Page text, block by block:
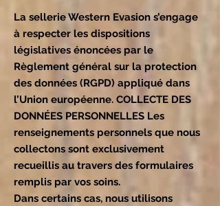
La sellerie Western Evasion s’engage
à respecter les dispositions
législatives énoncées par le
Règlement général sur la protection
des données (RGPD) appliqué dans
l’Union européenne. COLLECTE DES
DONNÉES PERSONNELLES Les
renseignements personnels que nous
collectons sont exclusivement
recueillis au travers des formulaires
remplis par vos soins.
Dans certains cas, nous utilisons